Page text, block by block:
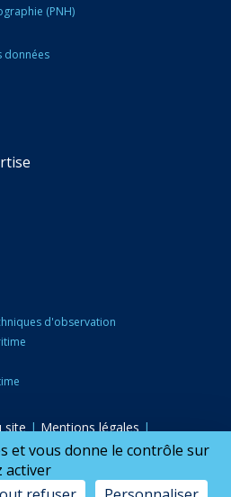
(PNH)
données
d'observation
site | Mentions légales |
conforme | Marchés publics |
| Configurer mes cookies
et vous donne le contrôle sur
activer